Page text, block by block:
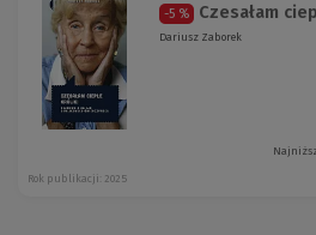
-5 % Czesałam
Dariusz Zaborek
Rok publikacji: 2025